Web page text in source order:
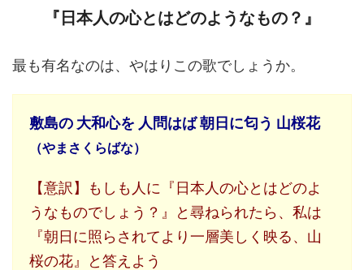
『日本人の心とはどのようなもの？』
最も有名なのは、やはりこの歌でしょうか。
敷島の 大和心を 人問はば 朝日に匂う 山桜花
（やまさくらばな）
【意訳】もしも人に『日本人の心とはどのよ
うなものでしょう？』と尋ねられたら、私は
『朝日に照らされてより一層美しく映る、山
桜の花』と答えよう